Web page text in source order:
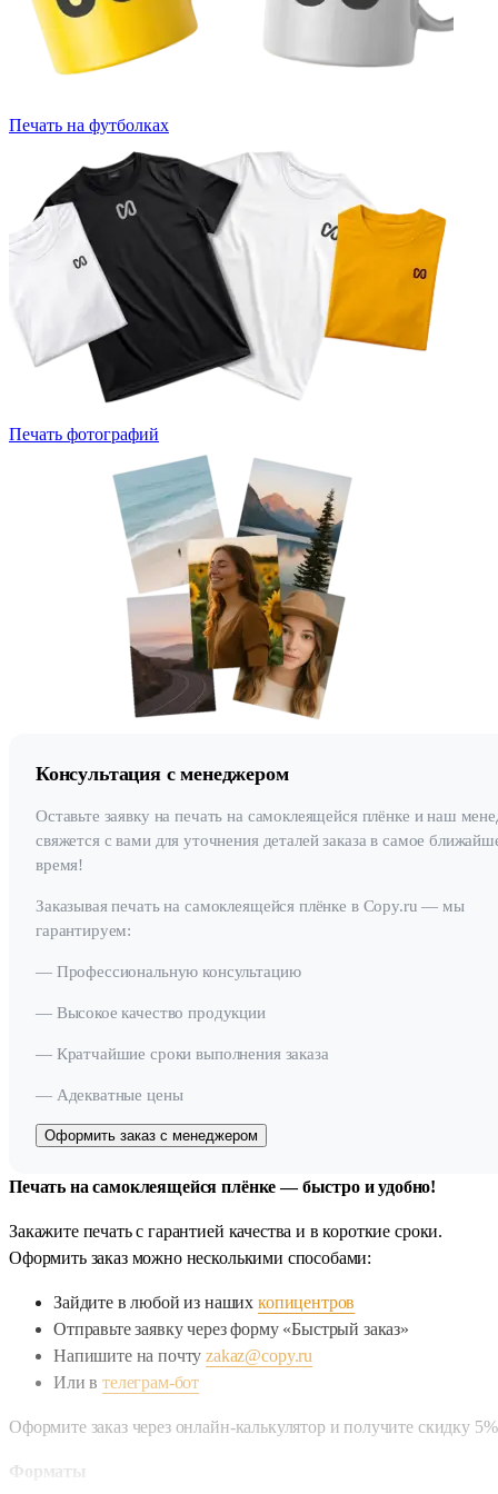
Печать на футболках
Печать фотографий
Консультация с менеджером
Оставьте заявку на печать на самоклеящейся плёнке и наш
свяжется с вами для уточнения деталей заказа в самое
время!
Заказывая печать на самоклеящейся плёнке в Copy.ru — мы
гарантируем:
— Профессиональную консультацию
— Высокое качество продукции
— Кратчайшие сроки выполнения заказа
— Адекватные цены
Оформить заказ с менеджером
Печать на самоклеящейся плёнке — быстро и удобно!
Закажите печать с гарантией качества и в короткие сроки.
Оформить заказ можно несколькими способами:
Зайдите в любой из наших копицентров
Отправьте заявку через форму «Быстрый заказ»
Напишите на почтуzakaz@copy.ru
Или втелеграм-бот
Оформите заказ через онлайн-калькулятор и получите скидку
Форматы